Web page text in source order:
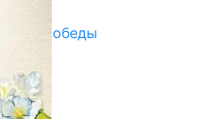
Дня Победы